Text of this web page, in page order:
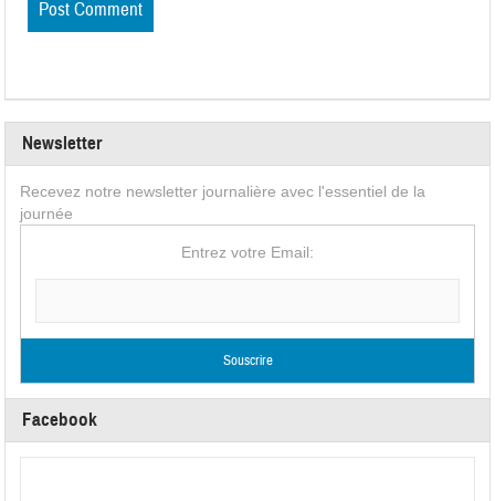
Newsletter
Recevez notre newsletter journalière avec l'essentiel de la
journée
Entrez votre Email:
Facebook